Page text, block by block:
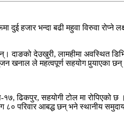
हजार भन्दा बढी महुवा विरुवा रोप्ने
देउखुरी, लामहीमा अवस्थित
खनाल ले महत्वपूर्ण सहयोग पुर्‍याएका
१७, ढिकपुर, सहयोगी टोल मा रोपिएको
८० परिवार आबद्ध छन् भने स्थानीय